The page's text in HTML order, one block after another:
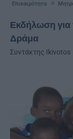
Επικαιρότητα
Εκδήλωση για
Δράμα
Συντάκτης Ikivotos